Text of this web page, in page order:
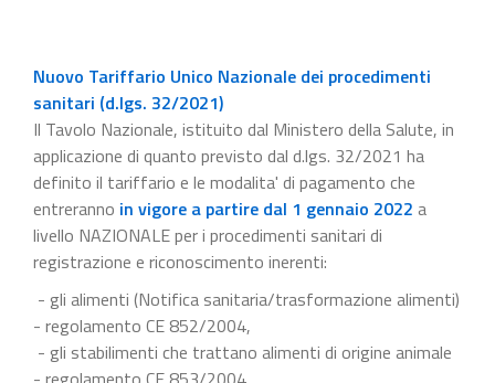
Nuovo Tariffario Unico Nazionale dei procedimenti
sanitari (d.lgs. 32/2021)
Il Tavolo Nazionale, istituito dal Ministero della Salute, in
applicazione di quanto previsto dal d.lgs. 32/2021 ha
definito il tariffario e le modalita' di pagamento che
entreranno in vigore a partire dal 1 gennaio 2022 a
livello NAZIONALE per i procedimenti sanitari di
registrazione e riconoscimento inerenti:
- gli alimenti (Notifica sanitaria/trasformazione alimenti)
- regolamento CE 852/2004,
- gli stabilimenti che trattano alimenti di origine animale